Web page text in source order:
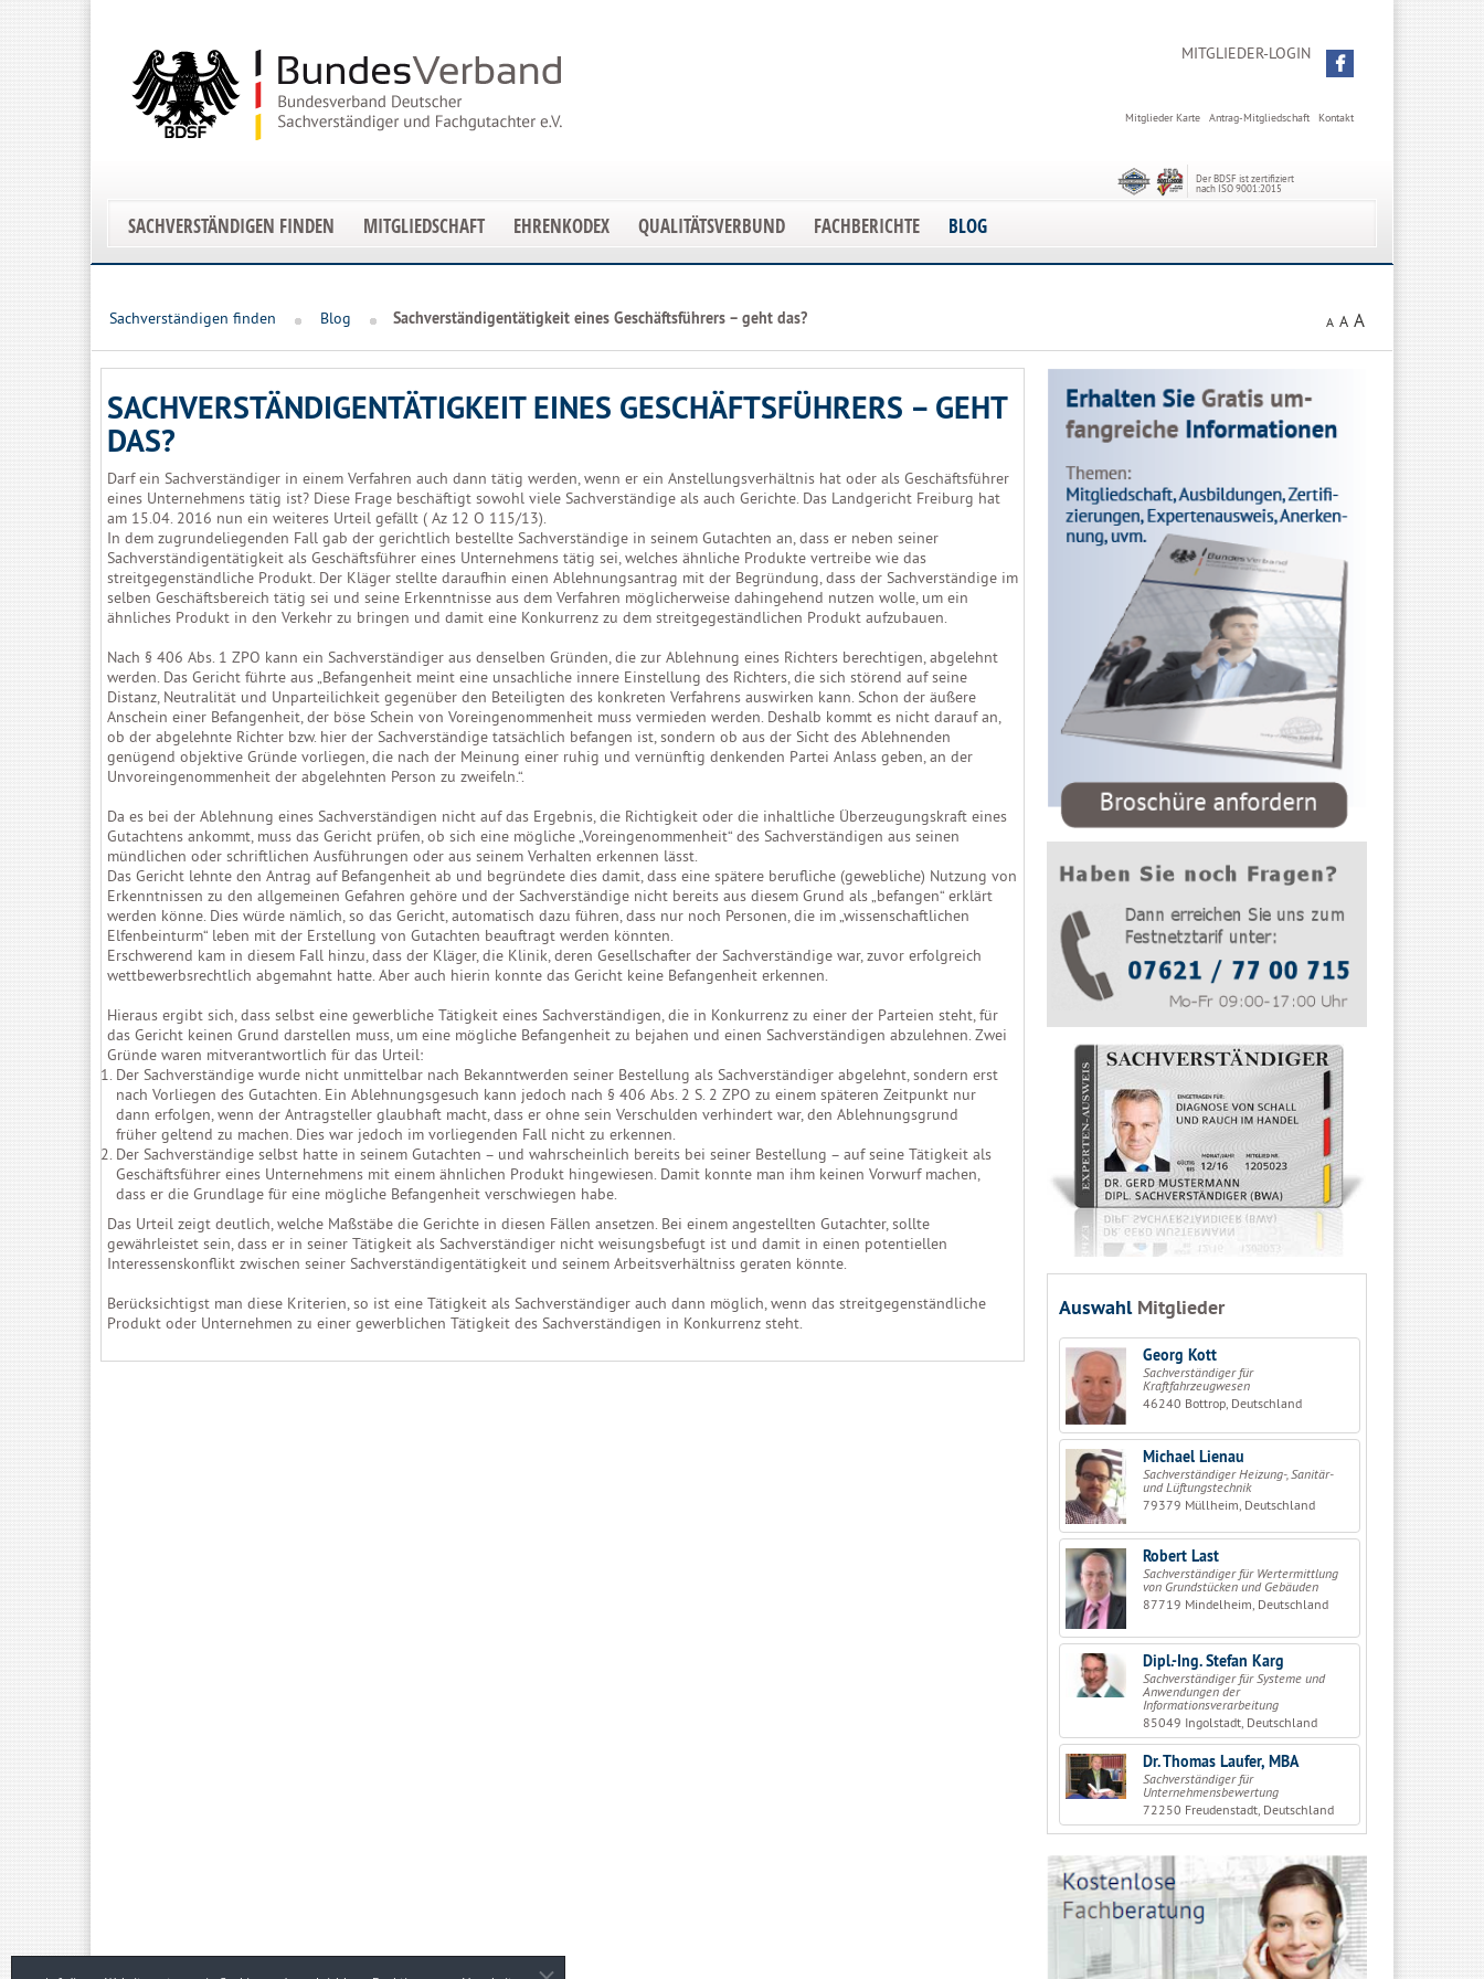
MITGLIEDER-LOGIN
Kontakt
Antrag-Mitgliedschaft
Mitglieder Karte
Der BDSF ist zertifiziert
nach ISO 9001:2015
SACHVERSTÄNDIGEN FINDEN MITGLIEDSCHAFT EHRENKODEX QUALITÄTSVERBUND FACHBERICHTE BLOG
Sachverständigen finden Blog Sachverständigentätigkeit eines Geschäftsführers – geht das? A A A
SACHVERSTÄNDIGENTÄTIGKEIT EINES GESCHÄFTSFÜHRERS – GEHT
DAS?
Darf ein Sachverständiger in einem Verfahren auch dann tätig werden, wenn er ein Anstellungsverhältnis hat oder als Geschäftsführer
eines Unternehmens tätig ist? Diese Frage beschäftigt sowohl viele Sachverständige als auch Gerichte. Das Landgericht Freiburg hat
am 15.04. 2016 nun ein weiteres Urteil gefällt ( Az 12 O 115/13).
In dem zugrundeliegenden Fall gab der gerichtlich bestellte Sachverständige in seinem Gutachten an, dass er neben seiner
Sachverständigentätigkeit als Geschäftsführer eines Unternehmens tätig sei, welches ähnliche Produkte vertreibe wie das
streitgegenständliche Produkt. Der Kläger stellte daraufhin einen Ablehnungsantrag mit der Begründung, dass der Sachverständige im
selben Geschäftsbereich tätig sei und seine Erkenntnisse aus dem Verfahren möglicherweise dahingehend nutzen wolle, um ein
ähnliches Produkt in den Verkehr zu bringen und damit eine Konkurrenz zu dem streitgegeständlichen Produkt aufzubauen.
Nach § 406 Abs. 1 ZPO kann ein Sachverständiger aus denselben Gründen, die zur Ablehnung eines Richters berechtigen, abgelehnt
werden. Das Gericht führte aus „Befangenheit meint eine unsachliche innere Einstellung des Richters, die sich störend auf seine
Distanz, Neutralität und Unparteilichkeit gegenüber den Beteiligten des konkreten Verfahrens auswirken kann. Schon der äußere
Anschein einer Befangenheit, der böse Schein von Voreingenommenheit muss vermieden werden. Deshalb kommt es nicht darauf an,
ob der abgelehnte Richter bzw. hier der Sachverständige tatsächlich befangen ist, sondern ob aus der Sicht des Ablehnenden
genügend objektive Gründe vorliegen, die nach der Meinung einer ruhig und vernünftig denkenden Partei Anlass geben, an der
Unvoreingenommenheit der abgelehnten Person zu zweifeln.“.
Da es bei der Ablehnung eines Sachverständigen nicht auf das Ergebnis, die Richtigkeit oder die inhaltliche Überzeugungskraft eines
Gutachtens ankommt, muss das Gericht prüfen, ob sich eine mögliche „Voreingenommenheit“ des Sachverständigen aus seinen
mündlichen oder schriftlichen Ausführungen oder aus seinem Verhalten erkennen lässt.
Das Gericht lehnte den Antrag auf Befangenheit ab und begründete dies damit, dass eine spätere berufliche (gewebliche) Nutzung von
Erkenntnissen zu den allgemeinen Gefahren gehöre und der Sachverständige nicht bereits aus diesem Grund als „befangen“ erklärt
werden könne. Dies würde nämlich, so das Gericht, automatisch dazu führen, dass nur noch Personen, die im „wissenschaftlichen
Elfenbeinturm“ leben mit der Erstellung von Gutachten beauftragt werden könnten.
Erschwerend kam in diesem Fall hinzu, dass der Kläger, die Klinik, deren Gesellschafter der Sachverständige war, zuvor erfolgreich
wettbewerbsrechtlich abgemahnt hatte. Aber auch hierin konnte das Gericht keine Befangenheit erkennen.
Hieraus ergibt sich, dass selbst eine gewerbliche Tätigkeit eines Sachverständigen, die in Konkurrenz zu einer der Parteien steht, für
das Gericht keinen Grund darstellen muss, um eine mögliche Befangenheit zu bejahen und einen Sachverständigen abzulehnen. Zwei
Gründe waren mitverantwortlich für das Urteil:
Der Sachverständige wurde nicht unmittelbar nach Bekanntwerden seiner Bestellung als Sachverständiger abgelehnt, sondern erst
nach Vorliegen des Gutachten. Ein Ablehnungsgesuch kann jedoch nach § 406 Abs. 2 S. 2 ZPO zu einem späteren Zeitpunkt nur
dann erfolgen, wenn der Antragsteller glaubhaft macht, dass er ohne sein Verschulden verhindert war, den Ablehnungsgrund
früher geltend zu machen. Dies war jedoch im vorliegenden Fall nicht zu erkennen.
Der Sachverständige selbst hatte in seinem Gutachten – und wahrscheinlich bereits bei seiner Bestellung – auf seine Tätigkeit als
Geschäftsführer eines Unternehmens mit einem ähnlichen Produkt hingewiesen. Damit konnte man ihm keinen Vorwurf machen,
dass er die Grundlage für eine mögliche Befangenheit verschwiegen habe.
Das Urteil zeigt deutlich, welche Maßstäbe die Gerichte in diesen Fällen ansetzen. Bei einem angestellten Gutachter, sollte
gewährleistet sein, dass er in seiner Tätigkeit als Sachverständiger nicht weisungsbefugt ist und damit in einen potentiellen
Interessenskonflikt zwischen seiner Sachverständigentätigkeit und seinem Arbeitsverhältniss geraten könnte.
Berücksichtigst man diese Kriterien, so ist eine Tätigkeit als Sachverständiger auch dann möglich, wenn das streitgegenständliche
Produkt oder Unternehmen zu einer gewerblichen Tätigkeit des Sachverständigen in Konkurrenz steht.
Auswahl Mitglieder
Georg Kott
Sachverständiger für
Kraftfahrzeugwesen
46240 Bottrop, Deutschland
Michael Lienau
Sachverständiger Heizung-, Sanitär-
und Lüftungstechnik
79379 Müllheim, Deutschland
Robert Last
Sachverständiger für Wertermittlung
von Grundstücken und Gebäuden
87719 Mindelheim, Deutschland
Dipl.-Ing. Stefan Karg
Sachverständiger für Systeme und
Anwendungen der
Informationsverarbeitung
85049 Ingolstadt, Deutschland
Dr. Thomas Laufer, MBA
Sachverständiger für
Unternehmensbewertung
72250 Freudenstadt, Deutschland